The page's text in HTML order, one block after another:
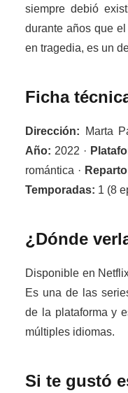
siempre debió
durante años que
en tragedia, es un
Ficha
Dirección: Marta
Año: 2022 ·
romántica ·
Temporadas: 1 (8
¿Dónde
Disponible en
Es una de las
de la plataforma y
múltiples idiomas.
Si te gustó